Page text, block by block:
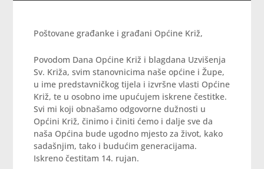
Poštovane građanke i građani Općine Križ,
Povodom Dana Općine Križ i blagdana Uzvišenja
Sv. Križa, svim stanovnicima naše općine i Župe,
u ime predstavničkog tijela i izvršne vlasti Općine
Križ, te u osobno ime upućujem iskrene čestitke.
Svi mi koji obnašamo odgovorne dužnosti u
Općini Križ, činimo i činiti ćemo i dalje sve da
naša Općina bude ugodno mjesto za život, kako
sadašnjim, tako i budućim generacijama.
Iskreno čestitam 14. rujan.